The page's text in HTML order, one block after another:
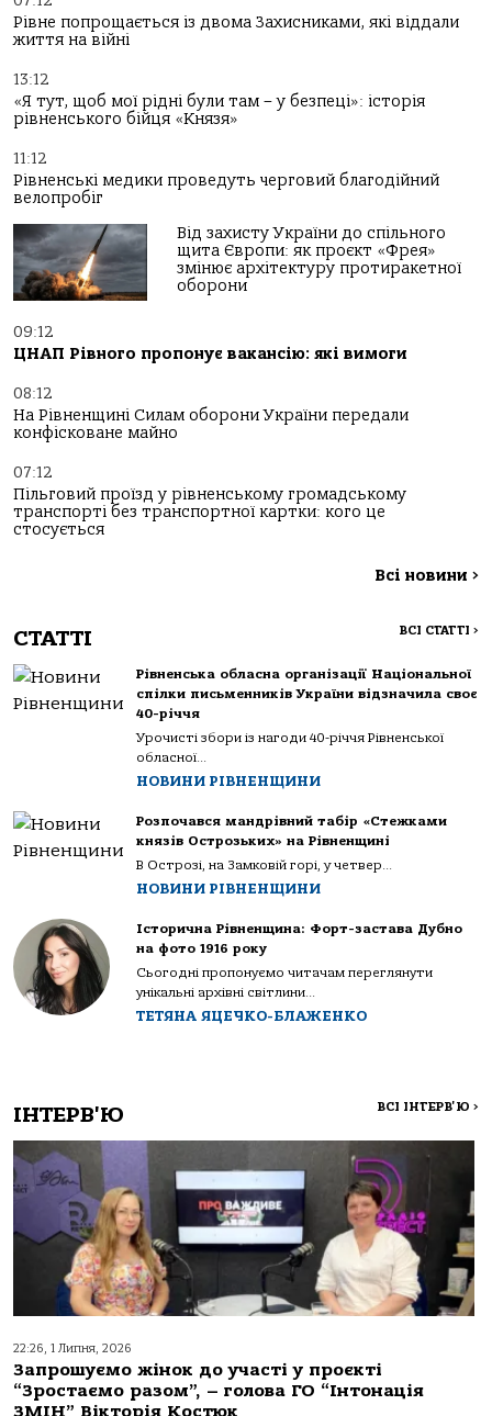
Рівне попрощається із двома Захисниками, які віддали
життя на війні
13:12
«Я тут, щоб мої рідні були там – у безпеці»: історія
рівненського бійця «Князя»
11:12
Рівненські медики проведуть черговий благодійний
велопробіг
Від захисту України до спільного
щита Європи: як проєкт «Фрея»
змінює архітектуру протиракетної
оборони
09:12
ЦНАП Рівного пропонує вакансію: які вимоги
08:12
На Рівненщині Силам оборони України передали
конфісковане майно
07:12
Пільговий проїзд у рівненському громадському
транспорті без транспортної картки: кого це
стосується
Всі новини >
СТАТТІ ВСІ СТАТТІ >
Рівненська обласна організації Національної
спілки письменників України відзначила своє
40-річчя
Урочисті збори із нагоди 40-річчя Рівненської
обласної...
НОВИНИ РІВНЕНЩИНИ
Розпочався мандрівний табір «Стежками
князів Острозьких» на Рівненщині
В Острозі, на Замковій горі, у четвер...
НОВИНИ РІВНЕНЩИНИ
Історична Рівненщина: Форт-застава Дубно
на фото 1916 року
Сьогодні пропонуємо читачам переглянути
унікальні архівні світлини...
ТЕТЯНА ЯЦЕЧКО-БЛАЖЕНКО
ІНТЕРВ'Ю ВСІ ІНТЕРВ'Ю >
22:26, 1 Липня, 2026
Запрошуємо жінок до участі у проєкті
“Зростаємо разом”, – голова ГО “Інтонація
ЗМІН” Вікторія Костюк